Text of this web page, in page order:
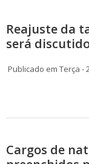
Reajuste da
será
Publicado em Terça -
Cargos de